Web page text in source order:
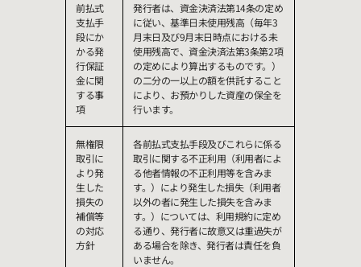
前払式
支払手
段にか
かる発
行保証
金に関
する事
項
発行者は、資金決済法第14条の定め
に従い、基準日未使用残高（毎年3
月末日及び9月末日時点における未
使用残高で、資金決済法第3条第2項
の定めにより算出するものです。）
の二分の一以上の額を供託すること
により、お預かりした資産の保全を
行います。
無権限
取引に
より発
生した
損失の
補償等
の対応
方針
各前払式支払手段及びこれらに係る
取引に関する不正利用（利用者によ
る他者情報の不正利用等を含みま
す。）により発生した損失（利用者
以外の者に発生した損失を含みま
す。）については、利用規約に定め
る通り、発行者に故意又は重過失が
ある場合を除き、発行者は責任を負
いません。